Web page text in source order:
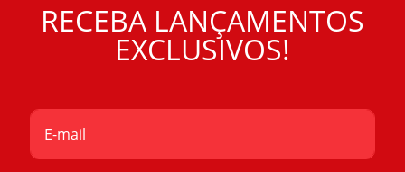
RECEBA LANÇAMENTOS
EXCLUSIVOS!